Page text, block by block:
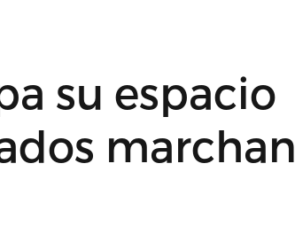
su espacio
marchan